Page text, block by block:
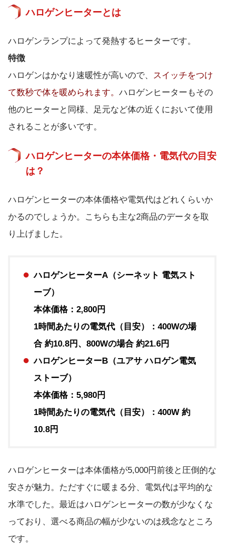
ハロゲンヒーターとは
ハロゲンランプによって発熱するヒーターです。
特徴
ハロゲンはかなり速暖性が高いので、 スイッチをつけ
て数秒で体を暖められます。ハロゲンヒーターもその
他のヒーターと同様、足元など体の近くにおいて使用
されることが多いです。
ハロゲンヒーターの本体価格・電気代の目安
は？
ハロゲンヒーターの本体価格や電気代はどれくらいか
かるのでしょうか。こちらも主な2商品のデータを取
り上げました。
ハロゲンヒーターA（シーネット 電気スト
ーブ）
本体価格：2,800円
1時間あたりの電気代（目安）：400Wの場
合 約10.8円、800Wの場合 約21.6円
ハロゲンヒーターB（ユアサ ハロゲン電気
ストーブ）
本体価格：5,980円
1時間あたりの電気代（目安）：400W 約
10.8円
ハロゲンヒーターは本体価格が5,000円前後と圧倒的な
安さが魅力。ただすぐに暖まる分、電気代は平均的な
水準でした。最近はハロゲンヒーターの数が少なくな
っており、選べる商品の幅が少ないのは残念なところ
です。